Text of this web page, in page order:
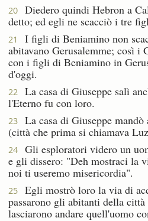
20
Diedero quindi Hebron a
detto; ed egli ne scacciò i tre
21
I figli di Beniamino non
abitavano Gerusalemme; così i
con i figli di Beniamino in
d'oggi.
22
La casa di Giuseppe salì
l'Eterno fu con loro.
23
La casa di Giuseppe
(città che prima si chiamava
24
Gli esploratori videro un
e gli dissero: "Deh mostraci la
noi ti useremo misericordia".
25
Egli mostrò loro la via di
passarono gli abitanti della
lasciarono andare quell'uomo